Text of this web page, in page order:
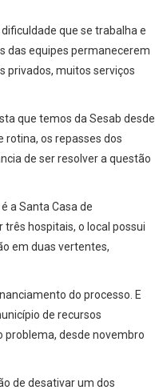
que se trabalha e
das equipes permanecerem
privados, muitos serviços
que temos da Sesab desde
rotina, os repasses dos
de ser resolver a questão
a Santa Casa de
hospitais, o local possui
em duas vertentes,
do processo. E
de recursos
problema, desde novembro
de desativar um dos